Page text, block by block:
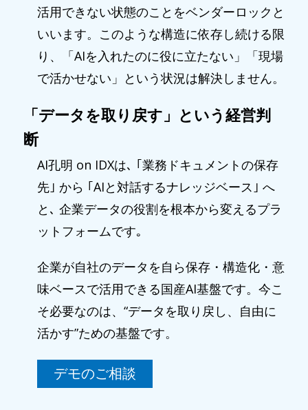
活用できない状態のことをベンダーロックと
いいます。このような構造に依存し続ける限
り、「AIを入れたのに役に立たない」「現場
で活かせない」という状況は解決しません。
「データを取り戻す」という経営判
断
AI孔明 on IDXは､ ｢業務ドキュメントの保存
先｣ から ｢AIと対話するナレッジベース｣ へ
と､ 企業データの役割を根本から変えるプラ
ットフォームです｡
企業が自社のデータを自ら保存・構造化・意
味ベースで活用できる国産AI基盤です。今こ
そ必要なのは、“データを取り戻し、自由に
活かす”ための基盤です。
デモのご相談